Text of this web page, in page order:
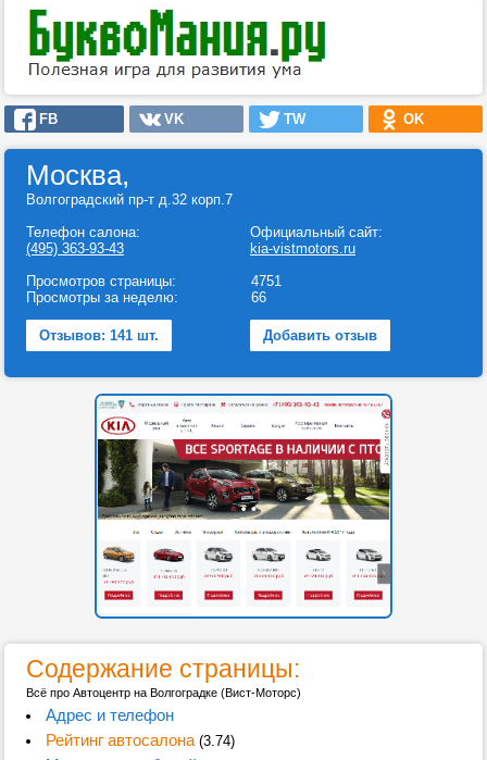
FB VK TW OK
Москва,
Волгоградский пр-т д.32 корп.7
Телефон салона:
(495) 363-93-43
Официальный сайт:
kia-vistmotors.ru
Просмотров страницы:
Просмотры за неделю:
4751
66
Отзывов: 141 шт. Добавить отзыв
Содержание страницы:
Всё про Автоцентр на Волгоградке (Вист-Моторс)
Адрес и телефон
Рейтинг автосалона(3.74)